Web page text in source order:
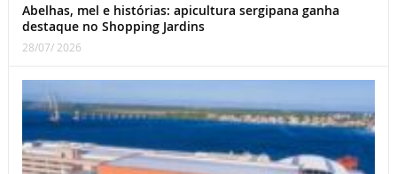
Abelhas, mel e histórias: apicultura sergipana ganha
destaque no Shopping Jardins
28/07/ 2026